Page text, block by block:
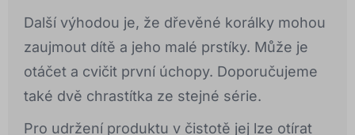
Další výhodou je, že dřevěné korálky mohou
zaujmout dítě a jeho malé prstíky. Může je
otáčet a cvičit první úchopy. Doporučujeme
také dvě chrastítka ze stejné série.
Pro udržení produktu v čistotě jej lze otírat